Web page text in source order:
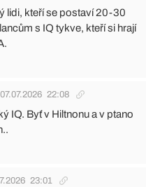
lidi, kteří se postaví 20-30
s IQ tykve, kteří si hrají
07.07.2026 22:08
IQ. Byť v Hiltnonu a v ptano
23:01